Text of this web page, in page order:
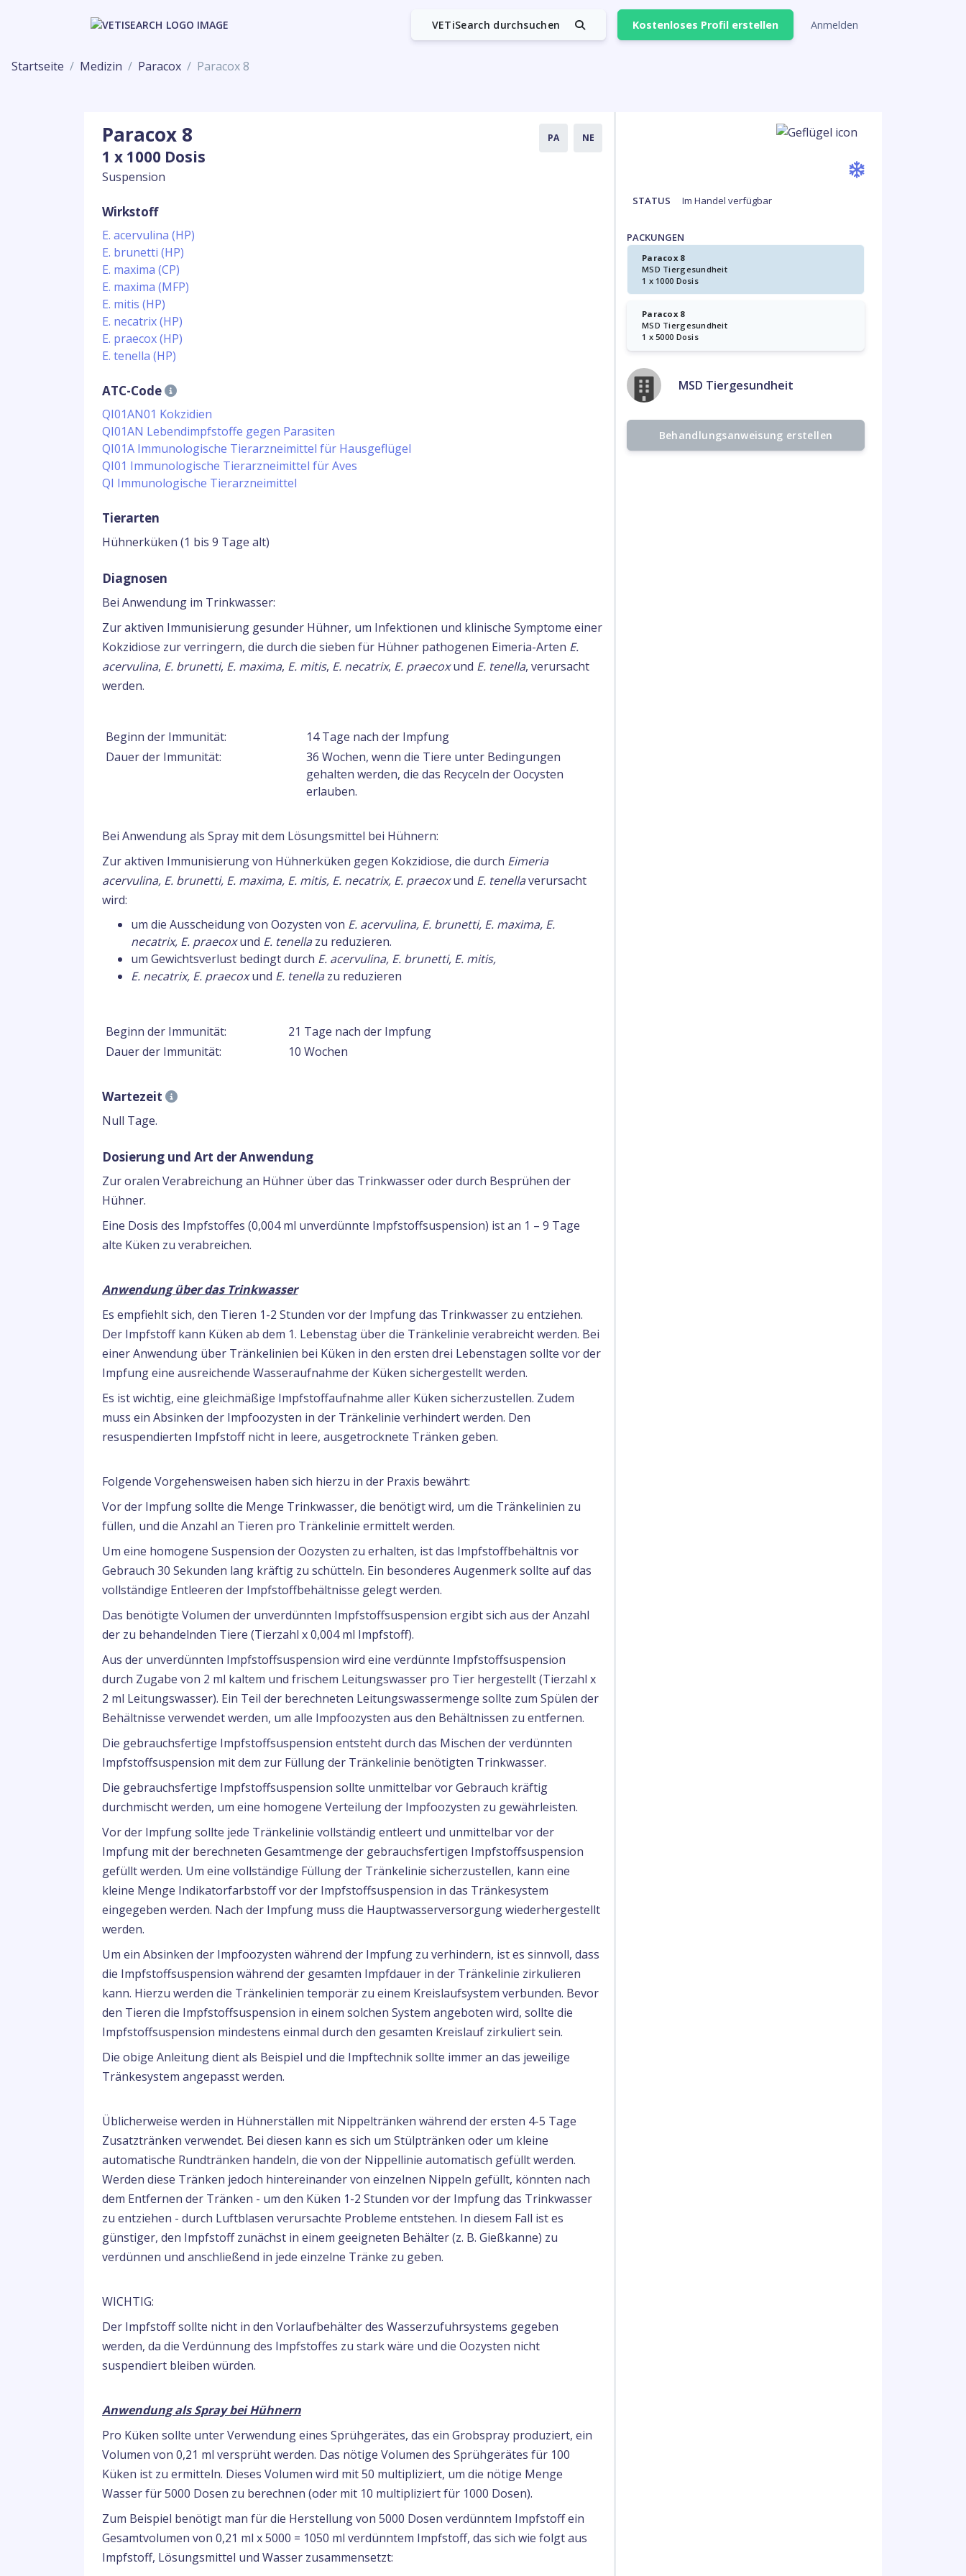
VETiSearch durchsuchen Kostenloses Profil erstellen Anmelden
Startseite Medizin Paracox Paracox 8
Paracox 8
1 x 1000 Dosis
Suspension
PA NE
Wirkstoff
E. acervulina (HP)
E. brunetti (HP)
E. maxima (CP)
E. maxima (MFP)
E. mitis (HP)
E. necatrix (HP)
E. praecox (HP)
E. tenella (HP)
ATC-Code
QI01AN01 Kokzidien
QI01AN Lebendimpfstoffe gegen Parasiten
QI01A Immunologische Tierarzneimittel für Hausgeflügel
QI01 Immunologische Tierarzneimittel für Aves
QI Immunologische Tierarzneimittel
Tierarten
Hühnerküken (1 bis 9 Tage alt)
Diagnosen
Bei Anwendung im Trinkwasser:
Zur aktiven Immunisierung gesunder Hühner, um Infektionen und klinische Symptome einer
Kokzidiose zur verringern, die durch die sieben für Hühner pathogenen Eimeria-Arten E.
acervulina, E. brunetti, E. maxima, E. mitis, E. necatrix, E. praecoxund E. tenella, verursacht
werden.
Beginn der Immunität:
14 Tage nach der Impfung
Dauer der Immunität:
36 Wochen, wenn die Tiere unter Bedingungen
gehalten werden, die das Recyceln der Oocysten
erlauben.
Bei Anwendung als Spray mit dem Lösungsmittel bei Hühnern:
Zur aktiven Immunisierung von Hühnerküken gegen Kokzidiose, die durch Eimeria
acervulina, E. brunetti, E. maxima, E. mitis, E. necatrix, E. praecoxund E. tenellaverursacht
wird:
um die Ausscheidung von Oozysten von E. acervulina, E. brunetti, E. maxima, E.
necatrix, E. praecoxund E. tenellazu reduzieren.
um Gewichtsverlust bedingt durch E. acervulina, E. brunetti, E. mitis,
E. necatrix, E. praecoxund E. tenellazu reduzieren
Beginn der Immunität:
21 Tage nach der Impfung
Dauer der Immunität:
10 Wochen
Wartezeit
Null Tage.
Dosierung und Art der Anwendung
Zur oralen Verabreichung an Hühner über das Trinkwasser oder durch Besprühen der
Hühner.
Eine Dosis des Impfstoffes (0,004 ml unverdünnte Impfstoffsuspension) ist an 1 – 9 Tage
alte Küken zu verabreichen.
Anwendung über das Trinkwasser
Es empfiehlt sich, den Tieren 1-2 Stunden vor der Impfung das Trinkwasser zu entziehen.
Der Impfstoff kann Küken ab dem 1. Lebenstag über die Tränkelinie verabreicht werden. Bei
einer Anwendung über Tränkelinien bei Küken in den ersten drei Lebenstagen sollte vor der
Impfung eine ausreichende Wasseraufnahme der Küken sichergestellt werden.
Es ist wichtig, eine gleichmäßige Impfstoffaufnahme aller Küken sicherzustellen. Zudem
muss ein Absinken der Impfoozysten in der Tränkelinie verhindert werden. Den
resuspendierten Impfstoff nicht in leere, ausgetrocknete Tränken geben.
Folgende Vorgehensweisen haben sich hierzu in der Praxis bewährt:
Vor der Impfung sollte die Menge Trinkwasser, die benötigt wird, um die Tränkelinien zu
füllen, und die Anzahl an Tieren pro Tränkelinie ermittelt werden.
Um eine homogene Suspension der Oozysten zu erhalten, ist das Impfstoffbehältnis vor
Gebrauch 30 Sekunden lang kräftig zu schütteln. Ein besonderes Augenmerk sollte auf das
vollständige Entleeren der Impfstoffbehältnisse gelegt werden.
Das benötigte Volumen der unverdünnten Impfstoffsuspension ergibt sich aus der Anzahl
der zu behandelnden Tiere (Tierzahl x 0,004 ml Impfstoff).
Aus der unverdünnten Impfstoffsuspension wird eine verdünnte Impfstoffsuspension
durch Zugabe von 2 ml kaltem und frischem Leitungswasser pro Tier hergestellt (Tierzahl x
2 ml Leitungswasser). Ein Teil der berechneten Leitungswassermenge sollte zum Spülen der
Behältnisse verwendet werden, um alle Impfoozysten aus den Behältnissen zu entfernen.
Die gebrauchsfertige Impfstoffsuspension entsteht durch das Mischen der verdünnten
Impfstoffsuspension mit dem zur Füllung der Tränkelinie benötigten Trinkwasser.
Die gebrauchsfertige Impfstoffsuspension sollte unmittelbar vor Gebrauch kräftig
durchmischt werden, um eine homogene Verteilung der Impfoozysten zu gewährleisten.
Vor der Impfung sollte jede Tränkelinie vollständig entleert und unmittelbar vor der
Impfung mit der berechneten Gesamtmenge der gebrauchsfertigen Impfstoffsuspension
gefüllt werden. Um eine vollständige Füllung der Tränkelinie sicherzustellen, kann eine
kleine Menge Indikatorfarbstoff vor der Impfstoffsuspension in das Tränkesystem
eingegeben werden. Nach der Impfung muss die Hauptwasserversorgung wiederhergestellt
werden.
Um ein Absinken der Impfoozysten während der Impfung zu verhindern, ist es sinnvoll, dass
die Impfstoffsuspension während der gesamten Impfdauer in der Tränkelinie zirkulieren
kann. Hierzu werden die Tränkelinien temporär zu einem Kreislaufsystem verbunden. Bevor
den Tieren die Impfstoffsuspension in einem solchen System angeboten wird, sollte die
Impfstoffsuspension mindestens einmal durch den gesamten Kreislauf zirkuliert sein.
Die obige Anleitung dient als Beispiel und die Impftechnik sollte immer an das jeweilige
Tränkesystem angepasst werden.
Üblicherweise werden in Hühnerställen mit Nippeltränken während der ersten 4-5 Tage
Zusatztränken verwendet. Bei diesen kann es sich um Stülptränken oder um kleine
automatische Rundtränken handeln, die von der Nippellinie automatisch gefüllt werden.
Werden diese Tränken jedoch hintereinander von einzelnen Nippeln gefüllt, könnten nach
dem Entfernen der Tränken - um den Küken 1-2 Stunden vor der Impfung das Trinkwasser
zu entziehen - durch Luftblasen verursachte Probleme entstehen. In diesem Fall ist es
günstiger, den Impfstoff zunächst in einem geeigneten Behälter (z. B. Gießkanne) zu
verdünnen und anschließend in jede einzelne Tränke zu geben.
WICHTIG:
Der Impfstoff sollte nicht in den Vorlaufbehälter des Wasserzufuhrsystems gegeben
werden, da die Verdünnung des Impfstoffes zu stark wäre und die Oozysten nicht
suspendiert bleiben würden.
Anwendung als Spray bei Hühnern
Pro Küken sollte unter Verwendung eines Sprühgerätes, das ein Grobspray produziert, ein
Volumen von 0,21 ml versprüht werden. Das nötige Volumen des Sprühgerätes für 100
Küken ist zu ermitteln. Dieses Volumen wird mit 50 multipliziert, um die nötige Menge
Wasser für 5000 Dosen zu berechnen (oder mit 10 multipliziert für 1000 Dosen).
Zum Beispiel benötigt man für die Herstellung von 5000 Dosen verdünntem Impfstoff ein
Gesamtvolumen von 0,21 ml x 5000 = 1050 ml verdünntem Impfstoff, das sich wie folgt aus
Impfstoff, Lösungsmittel und Wasser zusammensetzt:
STATUS Im Handel verfügbar
PACKUNGEN
Paracox 8
MSD Tiergesundheit
1 x 1000 Dosis
Paracox 8
MSD Tiergesundheit
1 x 5000 Dosis
MSD Tiergesundheit
Behandlungsanweisung erstellen